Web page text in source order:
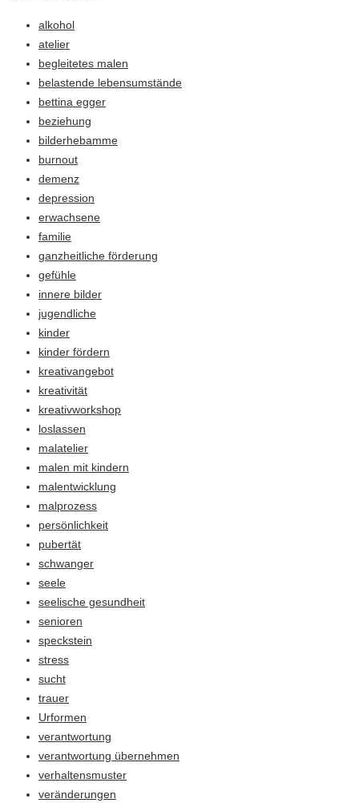
alkohol
atelier
begleitetes malen
belastende lebensumstände
bettina egger
beziehung
bilderhebamme
burnout
demenz
depression
erwachsene
familie
ganzheitliche förderung
gefühle
innere bilder
jugendliche
kinder
kinder fördern
kreativangebot
kreativität
kreativworkshop
loslassen
malatelier
malen mit kindern
malentwicklung
malprozess
persönlichkeit
pubertät
schwanger
seele
seelische gesundheit
senioren
speckstein
stress
sucht
trauer
Urformen
verantwortung
verantwortung übernehmen
verhaltensmuster
veränderungen